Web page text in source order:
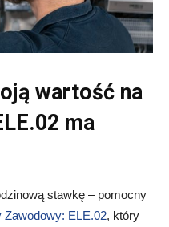
wartość na
ma
stawkę – pomocny
Zawodowy: ELE.02, który